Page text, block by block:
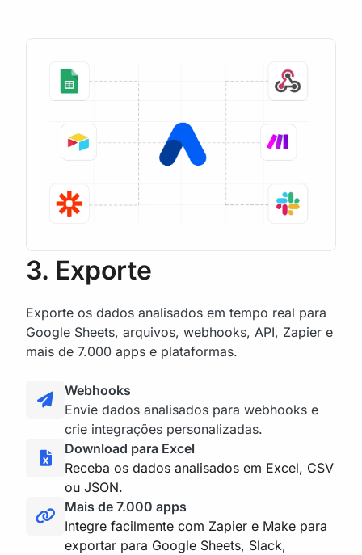
3. Exporte
Exporte os dados analisados em tempo real para
Google Sheets, arquivos, webhooks, API, Zapier e
mais de 7.000 apps e plataformas.
Webhooks
Envie dados analisados para webhooks e
crie integrações personalizadas.
Download para Excel
Receba os dados analisados em Excel, CSV
ou JSON.
Mais de 7.000 apps
Integre facilmente com Zapier e Make para
exportar para Google Sheets, Slack,